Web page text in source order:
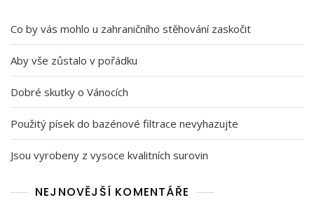
Co by vás mohlo u zahraničního stěhování zaskočit
Aby vše zůstalo v pořádku
Dobré skutky o Vánocích
Použitý písek do bazénové filtrace nevyhazujte
Jsou vyrobeny z vysoce kvalitních surovin
NEJNOVĚJŠÍ KOMENTÁŘE